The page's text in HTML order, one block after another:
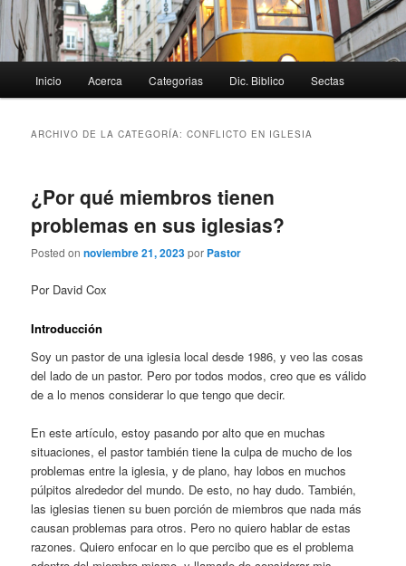
principal
Inicio Acerca Categorias Dic. Biblico Sectas
ARCHIVO DE LA CATEGORÍA:CONFLICTO EN IGLESIA
¿Por qué miembros tienen
problemas en sus iglesias?
Posted onnoviembre 21, 2023por Pastor
Por David Cox
Introducción
Soy un pastor de una iglesia local desde 1986, y veo las cosas
del lado de un pastor. Pero por todos modos, creo que es válido
de a lo menos considerar lo que tengo que decir.
En este artículo, estoy pasando por alto que en muchas
situaciones, el pastor también tiene la culpa de mucho de los
problemas entre la iglesia, y de plano, hay lobos en muchos
púlpitos alrededor del mundo. De esto, no hay dudo. También,
las iglesias tienen su buen porción de miembros que nada más
causan problemas para otros. Pero no quiero hablar de estas
razones. Quiero enfocar en lo que percibo que es el problema